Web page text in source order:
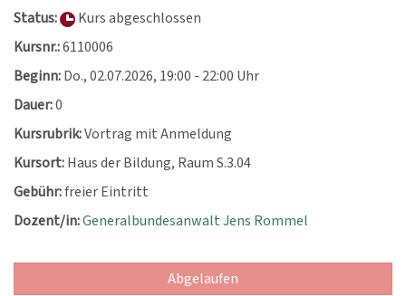
Status:
Kurs abgeschlossen
Kursnr.:6110006
Beginn:Do., 02.07.2026, 19:00 - 22:00 Uhr
Dauer:0
Kursrubrik:Vortrag mit Anmeldung
Kursort:Haus der Bildung, Raum S.3.04
Gebühr:freier Eintritt
Dozent/in:Generalbundesanwalt Jens Rommel
Abgelaufen